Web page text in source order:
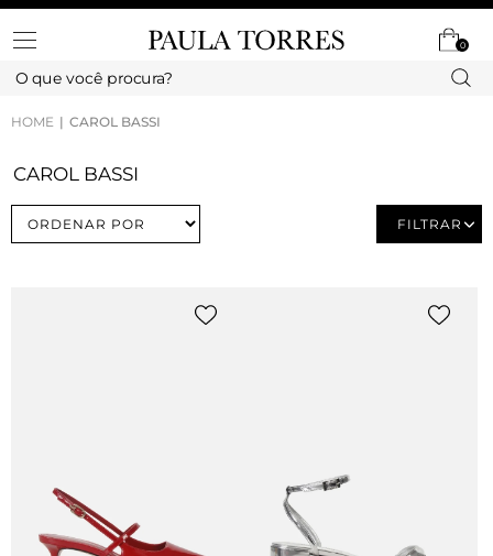
0
HOME CAROL BASSI
CAROL BASSI
FILTRAR